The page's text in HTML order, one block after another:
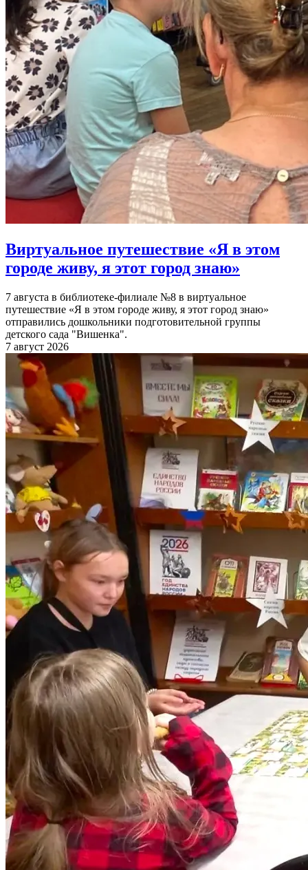
Виртуальное путешествие «Я в этом
городе живу, я этот город знаю»
7 августа в библиотеке-филиале №8 в виртуальное
путешествие «Я в этом городе живу, я этот город знаю»
отправились дошкольники подготовительной группы
детского сада "Вишенка".
7 август 2026